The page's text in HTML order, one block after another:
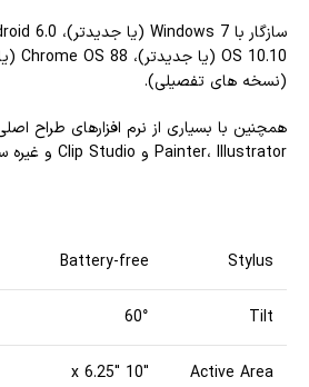
(نسخه های تفصیلی).
Painter، Illustrator و Clip Studio و غیره سازگار است.
Stylus
Battery-free
Tilt
60°
Active Area
10″ x 6.25″